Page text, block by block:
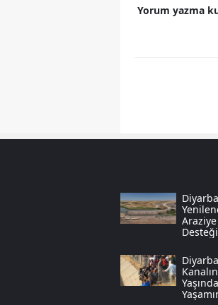
Yorum yazma
Desteği